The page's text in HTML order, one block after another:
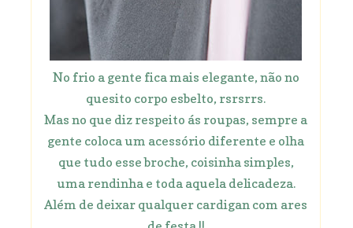
No frio a gente fica mais elegante, não no
quesito corpo esbelto, rsrsrrs.
Mas no que diz respeito ás roupas, sempre a
gente coloca um acessório diferente e olha
que tudo esse broche, coisinha simples,
uma rendinha e toda aquela delicadeza.
Além de deixar qualquer cardigan com ares